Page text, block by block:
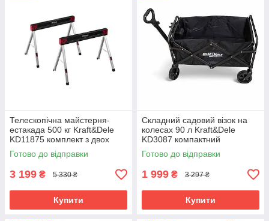
Телескопічна майстерня-
естакада 500 кг Kraft&Dele
KD11875 комплект з двох
регульованих стійок
Готово до відправки
3 199 ₴ 5 330 ₴
Купити
Складний садовий візок на
колесах 90 л Kraft&Dele
KD3087 компактний
транспортний візок
Готово до відправки
1 999 ₴ 3 297 ₴
Купити